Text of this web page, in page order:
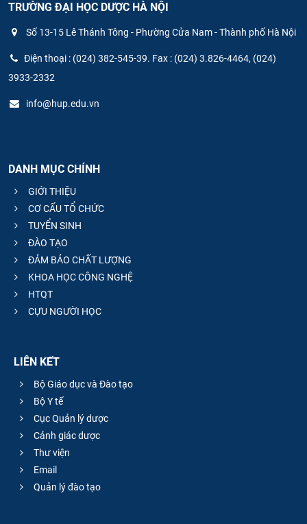
TRƯỜNG ĐẠI HỌC DƯỢC HÀ NỘI
Số 13-15 Lê Thánh Tông - Phường Cửa Nam - Thành phố Hà Nội
Điện thoại : (024) 382-545-39. Fax : (024) 3.826-4464, (024)
3933-2332
info@hup.edu.vn
DANH MỤC CHÍNH
GIỚI THIỆU
CƠ CẤU TỔ CHỨC
TUYỂN SINH
ĐÀO TẠO
ĐẢM BẢO CHẤT LƯỢNG
KHOA HỌC CÔNG NGHỆ
HTQT
CỰU NGƯỜI HỌC
LIÊN KẾT
Bộ Giáo dục và Đào tạo
Bộ Y tế
Cục Quản lý dược
Cảnh giác dược
Thư viện
Email
Quản lý đào tạo